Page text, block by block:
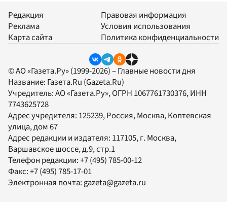
Редакция
Реклама
Карта сайта
Правовая информация
Условия использования
Политика конфиденциальности
© АО «Газета.Ру» (1999-2026) – Главные новости дня
Название: Газета.Ru (Gazeta.Ru)
Учредитель:АО «Газета.Ру», ОГРН 1067761730376, ИНН
7743625728
Адрес учредителя: 125239, Россия, Москва, Коптевская
улица, дом 67
Адрес редакции и издателя: 117105, г. Москва,
Варшавское шоссе, д.9, стр.1
Телефон редакции:+7 (495) 785-00-12
Факс:+7 (495) 785-17-01
Электронная почта:gazeta@gazeta.ru